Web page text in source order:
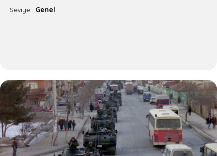
Seviye : Genel